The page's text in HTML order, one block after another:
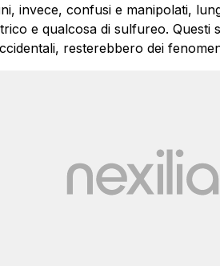
invece, confusi e manipolati,
e qualcosa di sulfureo. Questi
resterebbero dei